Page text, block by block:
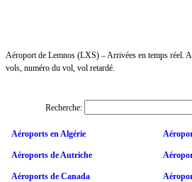
Aéroport de Lemnos (LXS) – Arrivées en temps réel.
vols, numéro du vol, vol retardé.
Recherche:
Aéroports en Algérie
Aéroports de Autriche
Aéroports de Canada